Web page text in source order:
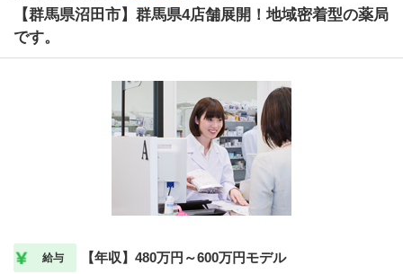
【群馬県沼田市】群馬県4店舗展開！地域密着型の薬局
です。
給与 【年収】480万円～600万円モデル